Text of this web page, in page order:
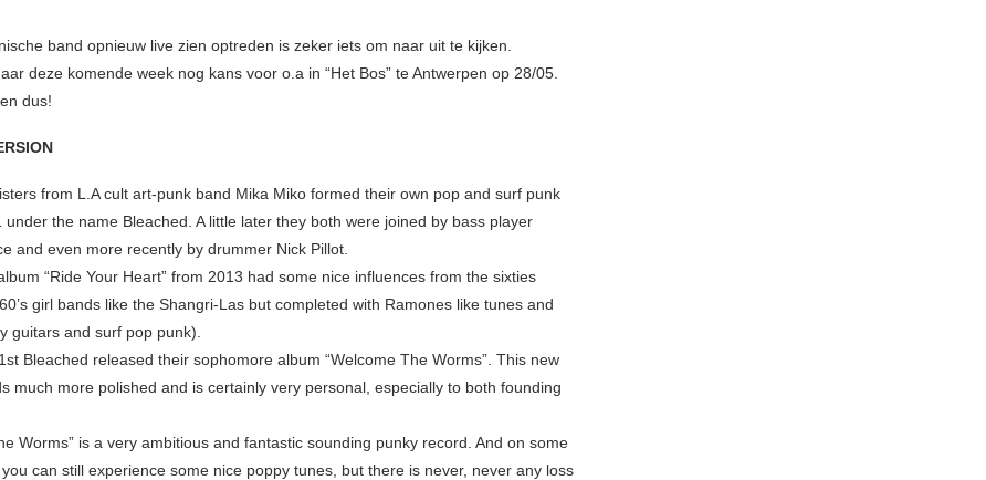
band opnieuw live zien optreden is zeker iets om naar uit te kijken.
deze komende week nog kans voor o.a in “Het Bos” te Antwerpen op 28/05.
dus!
from L.A cult art-punk band Mika Miko formed their own pop and surf punk
under the name Bleached. A little later they both were joined by bass player
and even more recently by drummer Nick Pillot.
“Ride Your Heart” from 2013 had some nice influences from the sixties
girl bands like the Shangri-Las but completed with Ramones like tunes and
guitars and surf pop punk).
Bleached released their sophomore album “Welcome The Worms”. This new
much more polished and is certainly very personal, especially to both founding
Worms” is a very ambitious and fantastic sounding punky record. And on some
can still experience some nice poppy tunes, but there is never, never any loss